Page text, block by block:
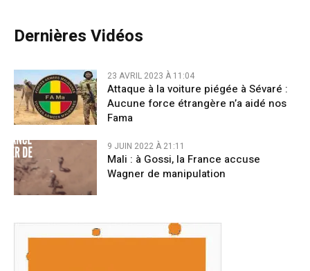
Dernières Vidéos
23 AVRIL 2023 À 11:04
Attaque à la voiture piégée à Sévaré :
Aucune force étrangère n’a aidé nos
Fama
9 JUIN 2022 À 21:11
Mali : à Gossi, la France accuse
Wagner de manipulation